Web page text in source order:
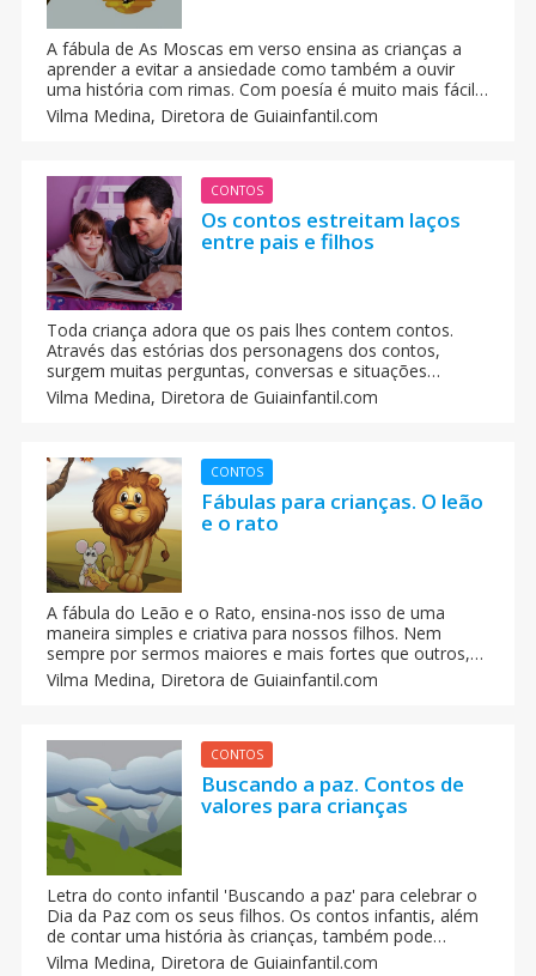
A fábula de As Moscas em verso ensina as crianças a
aprender a evitar a ansiedade como também a ouvir
uma história com rimas. Com poesía é muito mais fácil
ensinar às crianças.
Vilma Medina, Diretora de Guiainfantil.com
CONTOS
Os contos estreitam laços
entre pais e filhos
Toda criança adora que os pais lhes contem contos.
Através das estórias dos personagens dos contos,
surgem muitas perguntas, conversas e situações
similares da vida real e inclusive estórias novas que eu
mesma tinha inventado com o mesmo fio condutor.
Vilma Medina, Diretora de Guiainfantil.com
CONTOS
Fábulas para crianças. O leão
e o rato
A fábula do Leão e o Rato, ensina-nos isso de uma
maneira simples e criativa para nossos filhos. Nem
sempre por sermos maiores e mais fortes que outros,
quer dizer que nunca precisaremos dos menos
favorecidos. Explore a fábula O Leão e o Rato com
escolar envolvente que une educação e diversão.
Vilma Medina, Diretora de Guiainfantil.com
CONTOS
Buscando a paz. Contos de
valores para crianças
Letra do conto infantil 'Buscando a paz' para celebrar o
Dia da Paz com os seus filhos. Os contos infantis, além
de contar uma história às crianças, também pode
educá-las em valores.
Vilma Medina, Diretora de Guiainfantil.com